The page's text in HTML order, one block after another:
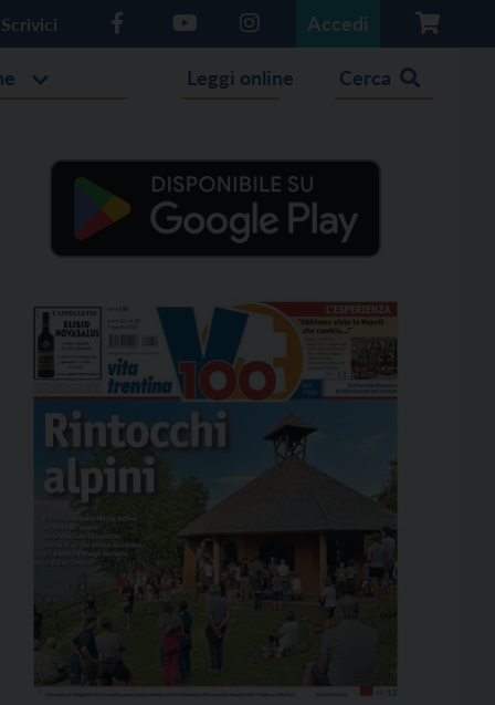
Scrivici Accedi
Leggi online Cerca